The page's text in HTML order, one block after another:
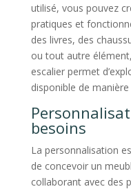
utilisé, vous pouvez
pratiques et
des livres, des
ou tout autre
escalier permet
disponible de
besoins
La personnalisation
de concevoir un
collaborant avec des